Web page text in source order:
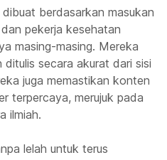
berdasarkan masukan
pekerja kesehatan
masing-masing. Mereka
secara akurat dari sisi
juga memastikan konten
terpercaya, merujuk pada
ilmiah.
lelah untuk terus